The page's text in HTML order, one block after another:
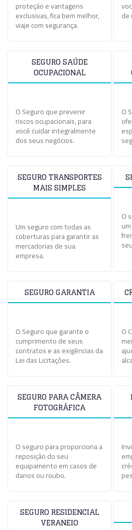
proteção e vantagens
exclusivas, fica bem melhor,
viaje com segurança.
de
SEGURO SAÚDE
OCUPACIONAL
O Seguro que prevenir
riscos ocupacionais, para
você cuidar integralmente
dos seus negócios.
O
SEGURO TRANSPORTES
MAIS SIMPLES
Um seguro com todas as
coberturas para garantir as
mercadorias de sua
empresa.
O
SEGURO GARANTIA
O Seguro que garante o
cumprimento de seus
contratos e as exigências da
Lei das Licitações.
O
SEGURO PARA CÂMERA
FOTOGRÁFICA
O seguro para proporciona a
reposição do seu
equipamento em casos de
danos ou roubo.
SEGURO RESIDENCIAL
VERANEIO